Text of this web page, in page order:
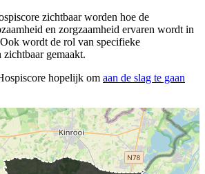
zichtbaar worden hoe de
en zorgzaamheid ervaren wordt in
wordt de rol van specifieke
gemaakt.
hopelijk om aan de slag te gaan